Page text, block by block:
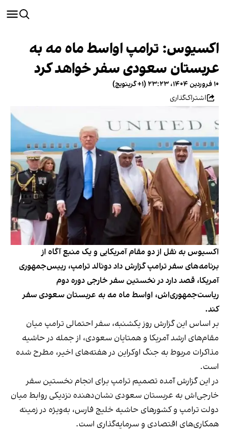
اکسیوس: ترامپ اواسط ماه مه به
عربستان سعودی سفر خواهد کرد
۱۰ فروردین ۱۴۰۴، ۲۳:۲۳ (‎+۱ گرینویچ)
اشتراک‌گذاری
اکسیوس به نقل از دو مقام آمریکایی و یک منبع آگاه از
برنامه‌های سفر ترامپ گزارش داد دونالد ترامپ، رییس‌جمهوری
آمریکا، قصد دارد در نخستین سفر خارجی دوره دوم
ریاست‌جمهوری‌اش، اواسط ماه مه به عربستان سعودی سفر
کند.
بر اساس این گزارش روز یکشنبه، سفر احتمالی ترامپ میان
مقام‌های ارشد آمریکا و همتایان سعودی، از جمله در حاشیه
مذاکرات مربوط به جنگ اوکراین در هفته‌های اخیر، مطرح شده
است.
در این گزارش آمده تصمیم ترامپ برای انجام نخستین سفر
خارجی‌اش به عربستان سعودی نشان‌دهنده نزدیکی روابط میان
دولت ترامپ و کشورهای حاشیه خلیج فارس، به‌ویژه در زمینه
همکاری‌های اقتصادی و سرمایه‌گذاری است.